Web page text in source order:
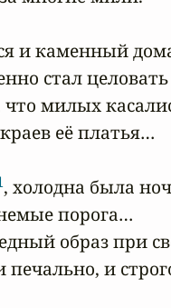
и каменный
стал
милых
её платья…
, холодна была
порога…
образ при
печально, и